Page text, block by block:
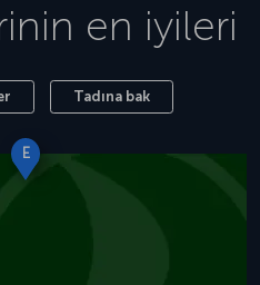
en iyileri
Tadına bak
E